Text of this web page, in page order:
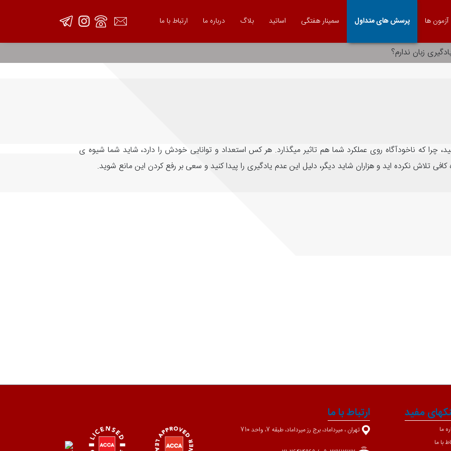
آزمون ها پرسش های متداول سمینار هفتگی اساتید بلاگ درباره ما ارتباط با ما
زبان ندارم؟
چرا که ناخودآگاه روی عملکرد شما هم تاثیر میگذارد. هر کس استعداد و توانایی خودش را دارد، شاید شما شیوه ی
کافی تلاش نکرده اید و هزاران شاید دیگر، دلیل این عدم یادگیری را پیدا کنید و سعی بر رفع کردن این مانع شوید.
مفید
ما
با ما
ارتباط با ما
تهران ، میرداماد، برج رز میرداماد، طبقه 7، واحد 710